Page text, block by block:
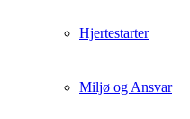
Hjertestarter
Miljø og Ansvar